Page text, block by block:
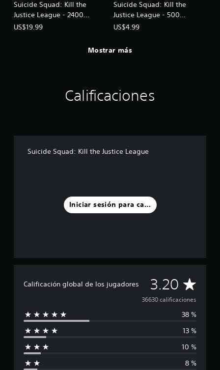
Suicide Squad: Kill the
Justice League - 2400
LuthorCoin
US$19.99
Suicide Squad: Kill the
Justice League - 500
LuthorCoin
US$4.99
Mostrar más
Calificaciones
Suicide Squad: Kill the Justice League
Iniciar sesión para calificar
Calificación global de los jugadores 3.20 C
a
l
36630 calificaciones
38 %
13 %
10 %
8 %